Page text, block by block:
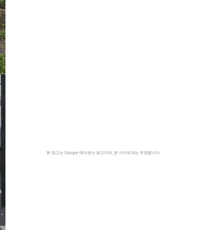
본 광고는 Google 애드센스 광고이며, 본 사이트와는 무관합니다.